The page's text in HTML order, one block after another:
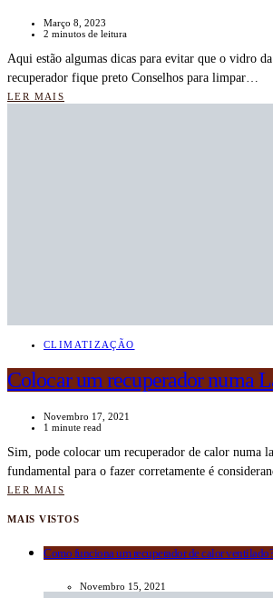
Março 8, 2023
2 minutos de leitura
Aqui estão algumas dicas para evitar que o vidro
recuperador fique preto Conselhos para limpar…
LER MAIS
CLIMATIZAÇÃO
Colocar um recuperador numa
Novembro 17, 2021
1 minute read
Sim, pode colocar um recuperador de calor numa
fundamental para o fazer corretamente é
LER MAIS
MAIS VISTOS
Como funciona um recuperador de calor
Novembro 15, 2021